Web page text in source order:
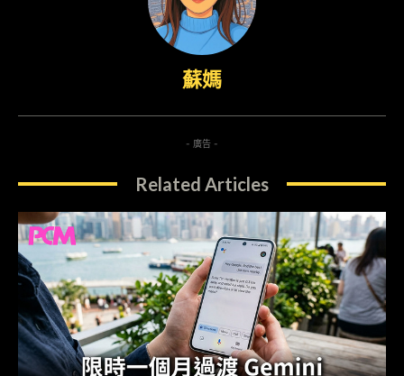
蘇媽
- 廣告 -
Related Articles